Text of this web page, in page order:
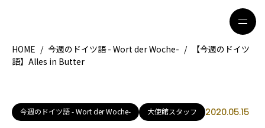
地域別ガイド
グルメ
HOME / 今週のドイツ語 - Wort der Woche- /
【今週のドイツ
語】Alles in Butter
今週のドイツ語 - Wort der Woche- 大使館スタッフ 2020.05.15